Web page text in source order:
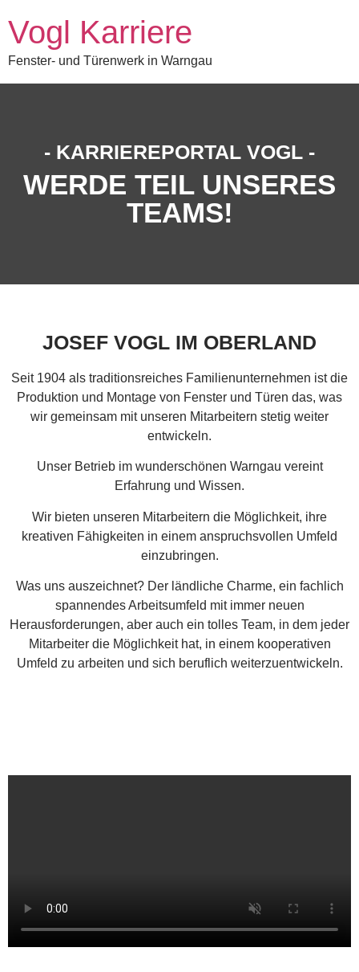
Vogl Karriere
Fenster- und Türenwerk in Warngau
- KARRIEREPORTAL VOGL -
WERDE TEIL UNSERES
TEAMS!
JOSEF VOGL IM OBERLAND
Seit 1904 als traditionsreiches Familienunternehmen ist die
Produktion und Montage von Fenster und Türen das, was
wir gemeinsam mit unseren Mitarbeitern stetig weiter
entwickeln.
Unser Betrieb im wunderschönen Warngau vereint
Erfahrung und Wissen.
Wir bieten unseren Mitarbeitern die Möglichkeit, ihre
kreativen Fähigkeiten in einem anspruchsvollen Umfeld
einzubringen.
Was uns auszeichnet? Der ländliche Charme, ein fachlich
spannendes Arbeitsumfeld mit immer neuen
Herausforderungen, aber auch ein tolles Team, in dem jeder
Mitarbeiter die Möglichkeit hat, in einem kooperativen
Umfeld zu arbeiten und sich beruflich weiterzuentwickeln.